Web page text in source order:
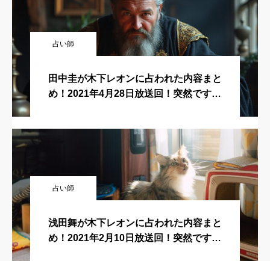
占い師
田中圭が木下レオンに占われた内容まと
め！2021年4月28日放送回！突然ですが
占い師
浅田舞が木下レオンに占われた内容まと
め！2021年2月10日放送回！突然ですが